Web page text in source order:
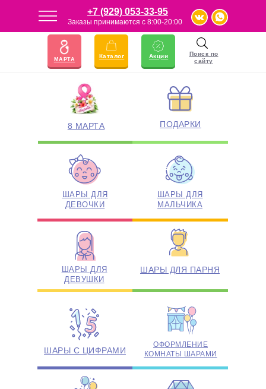
Заказы принимаются с 8:00-20:00
Акции
Каталог
Поиск по
сайту
+7 (929) 053-33-95
МАРТА
ШАРЫ ДЛЯ
ДЕВОЧКИ
ШАРЫ ДЛЯ
МАЛЬЧИКА
ШАРЫ ДЛЯ
ДЕВУШКИ
ШАРЫ ДЛЯ ПАРНЯ
АКЦИИ
ОФОРМЛЕНИЕ
КОМНАТЫ ШАРАМИ
ШАРЫ С ЦИФРАМИ
ПОДАРКИ
23 ФЕВРАЛЯ
8 МАРТА